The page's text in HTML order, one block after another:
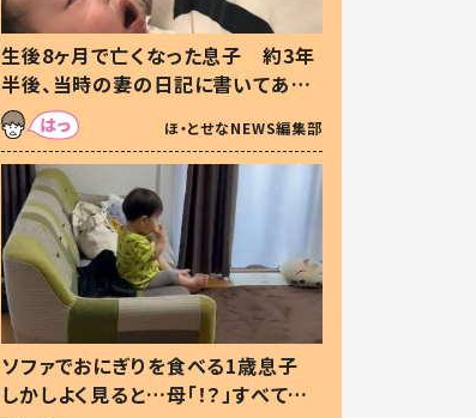
生後8ヶ月で亡くなった息子 約3年
半後、当時の妻の日記に書いてあっ
た本音とは
ほ・とせなNEWS編集部
ソファでおにぎりを食べる1歳息子
しかしよく見ると…母「！？」すべてを